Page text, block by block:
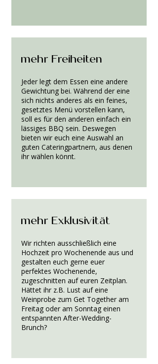
mehr Freiheiten
Jeder legt dem Essen eine andere
Gewichtung bei. Während der eine
sich nichts anderes als ein feines,
gesetztes Menü vorstellen kann,
soll es für den anderen einfach ein
lässiges BBQ sein. Deswegen
bieten wir euch eine Auswahl an
guten Cateringpartnern, aus denen
ihr wählen könnt.
mehr Exklusivität
Wir richten ausschließlich eine
Hochzeit pro Wochenende aus und
gestalten euch gerne euer
perfektes Wochenende,
zugeschnitten auf euren Zeitplan.
Hättet ihr z.B. Lust auf eine
Weinprobe zum Get Together am
Freitag oder am Sonntag einen
entspannten After-Wedding-
Brunch?